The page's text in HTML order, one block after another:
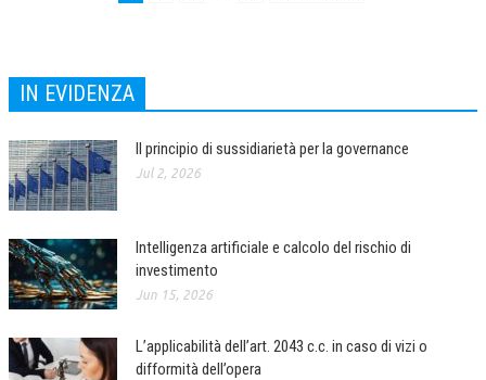
TELEGRAM
MANUALI E MONOGRAFIE
TESI DI LAUREA
MATERIALE DIDATTICO
INVITI E PROMOZIONI
IN EVIDENZA
Il principio di sussidiarietà per la governance
Jul 2, 2026
Intelligenza artificiale e calcolo del rischio di
investimento
Jun 15, 2026
L’applicabilità dell’art. 2043 c.c. in caso di vizi o
difformità dell’opera